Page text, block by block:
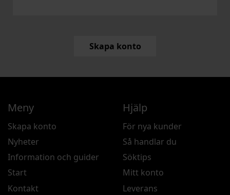
Skapa konto
Meny
Skapa konto
Nyheter
Information och guider
Start
Kontakt
Hjälp
För nya kunder
Så handlar du
Söktips
Mitt konto
Leverans